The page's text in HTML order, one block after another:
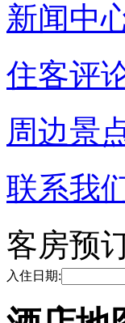
新闻中
住客评
周边景
联系我
客房预
入住日期: